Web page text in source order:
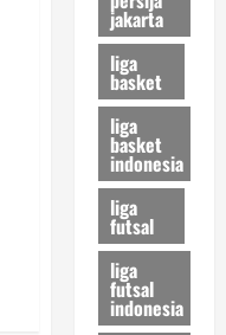
jakarta
liga
basket
liga
basket
indonesia
liga
futsal
liga
futsal
indonesia